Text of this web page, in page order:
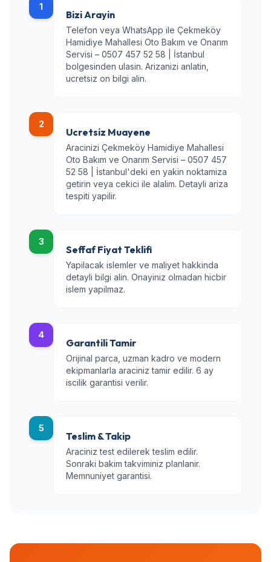
1
Bizi Arayin
Telefon veya WhatsApp ile Çekmeköy
Hamidiye Mahallesi Oto Bakım ve Onarım
Servisi – 0507 457 52 58 | İstanbul
bolgesinden ulasin. Arizanizi anlatin,
ucretsiz on bilgi alin.
2
Ucretsiz Muayene
Aracinizi Çekmeköy Hamidiye Mahallesi
Oto Bakım ve Onarım Servisi – 0507 457
52 58 | İstanbul'deki en yakin noktamiza
getirin veya cekici ile alalim. Detayli ariza
tespiti yapilir.
3
Seffaf Fiyat Teklifi
Yapilacak islemler ve maliyet hakkinda
detayli bilgi alin. Onayiniz olmadan hicbir
islem yapilmaz.
4
Garantili Tamir
Orijinal parca, uzman kadro ve modern
ekipmanlarla araciniz tamir edilir. 6 ay
iscilik garantisi verilir.
5
Teslim & Takip
Araciniz test edilerek teslim edilir.
Sonraki bakim takviminiz planlanir.
Memnuniyet garantisi.